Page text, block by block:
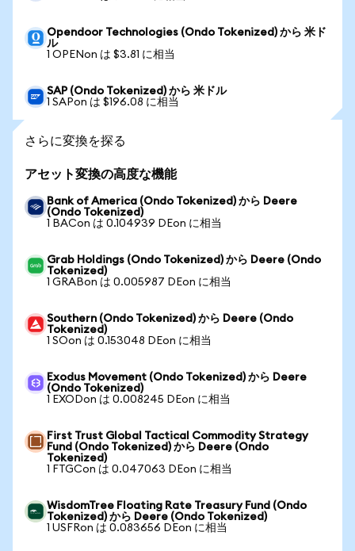
Opendoor Technologies (Ondo Tokenized) から 米ド
ル
1 OPENon は $3.81 に相当
SAP (Ondo Tokenized) から 米ドル
1 SAPon は $196.08 に相当
さらに変換を探る
アセット変換の高度な機能
Bank of America (Ondo Tokenized) から Deere
(Ondo Tokenized)
1 BACon は 0.104939 DEon に相当
Grab Holdings (Ondo Tokenized) から Deere (Ondo
Tokenized)
1 GRABon は 0.005987 DEon に相当
Southern (Ondo Tokenized) から Deere (Ondo
Tokenized)
1 SOon は 0.153048 DEon に相当
Exodus Movement (Ondo Tokenized) から Deere
(Ondo Tokenized)
1 EXODon は 0.008245 DEon に相当
First Trust Global Tactical Commodity Strategy
Fund (Ondo Tokenized) から Deere (Ondo
Tokenized)
1 FTGCon は 0.047063 DEon に相当
WisdomTree Floating Rate Treasury Fund (Ondo
Tokenized) から Deere (Ondo Tokenized)
1 USFRon は 0.083656 DEon に相当